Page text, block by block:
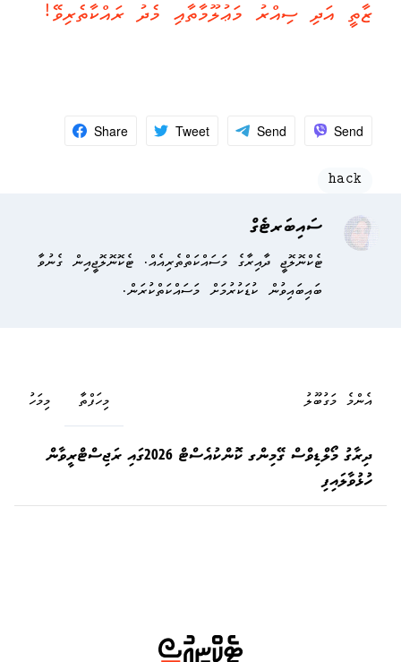
ޒާތީ އަދި ސިއްރު މަޢުލޫމާތާއި މެދު ރައްކާތެރިވޭ!
Share Tweet Send Send
hack
ސައިބަރޓެގް
ޓެކްނޮލޮޖީ ދާއިރާގެ މަސައްކަތްތެރިއެއް. ޓެކޮނޮލޮޖީއިން ގެނުވާ
ބައިބައިވުން ކުޑަކުރުމަށް މަސައްކަތްކުރަން.
އެންމެ މަގުބޫލު މިމަހު މިހަފްތާ
ދިރާގު މޯލްޑިވްސް ގޭމިންގ ކޮންކުއެސްޓް 2026ގައި ރަޖިސްޓްރީވާން
ހުޅުވާލައިފި